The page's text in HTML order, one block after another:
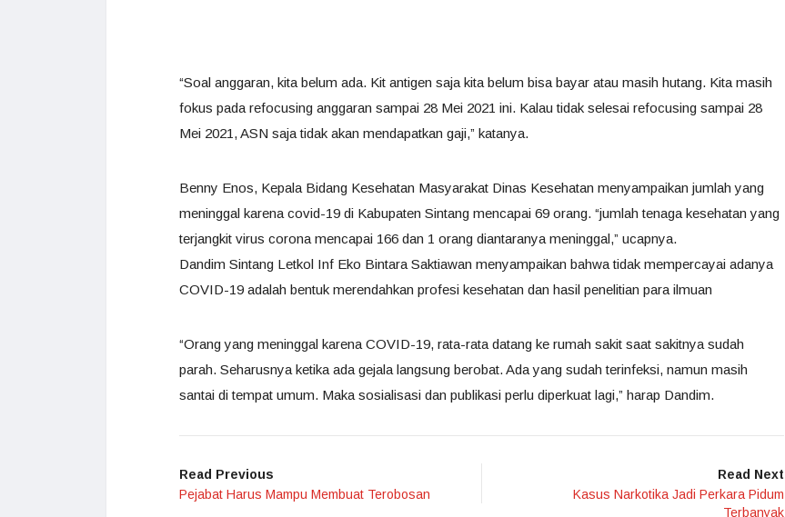
“Soal anggaran, kita belum ada. Kit antigen saja kita belum bisa bayar atau masih hutang. Kita masih
fokus pada refocusing anggaran sampai 28 Mei 2021 ini. Kalau tidak selesai refocusing sampai 28
Mei 2021, ASN saja tidak akan mendapatkan gaji,” katanya.
Benny Enos, Kepala Bidang Kesehatan Masyarakat Dinas Kesehatan menyampaikan jumlah yang
meninggal karena covid-19 di Kabupaten Sintang mencapai 69 orang. “jumlah tenaga kesehatan yang
terjangkit virus corona mencapai 166 dan 1 orang diantaranya meninggal,” ucapnya.
Dandim Sintang Letkol Inf Eko Bintara Saktiawan menyampaikan bahwa tidak mempercayai adanya
COVID-19 adalah bentuk merendahkan profesi kesehatan dan hasil penelitian para ilmuan
“Orang yang meninggal karena COVID-19, rata-rata datang ke rumah sakit saat sakitnya sudah
parah. Seharusnya ketika ada gejala langsung berobat. Ada yang sudah terinfeksi, namun masih
santai di tempat umum. Maka sosialisasi dan publikasi perlu diperkuat lagi,” harap Dandim.
Read Previous
Pejabat Harus Mampu Membuat Terobosan
Read Next
Kasus Narkotika Jadi Perkara Pidum
Terbanyak